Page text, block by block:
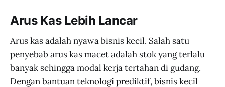
Arus Kas Lebih Lancar
Arus kas adalah nyawa bisnis kecil. Salah satu
penyebab arus kas macet adalah stok yang terlalu
banyak sehingga modal kerja tertahan di gudang.
Dengan bantuan teknologi prediktif, bisnis kecil